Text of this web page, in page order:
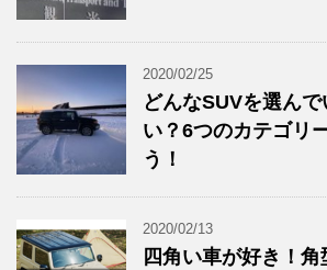
2020/02/25
どんなSUVを選ん
い？6つのカテゴリ
う！
2020/02/13
四角い車が好き！